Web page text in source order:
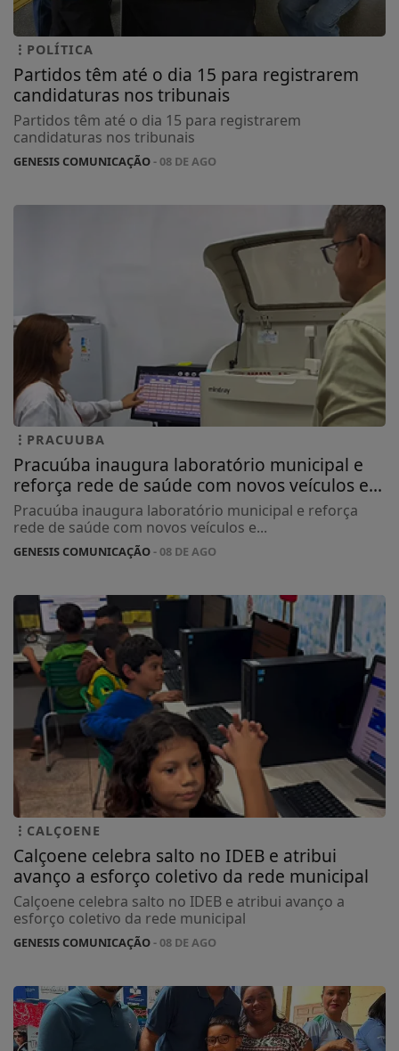
POLÍTICA
Partidos têm até o dia 15 para registrarem
candidaturas nos tribunais
Partidos têm até o dia 15 para registrarem
candidaturas nos tribunais
GENESIS COMUNICAÇÃO- 08 DE AGO
PRACUUBA
Pracuúba inaugura laboratório municipal e
reforça rede de saúde com novos veículos e...
Pracuúba inaugura laboratório municipal e reforça
rede de saúde com novos veículos e...
GENESIS COMUNICAÇÃO- 08 DE AGO
CALÇOENE
Calçoene celebra salto no IDEB e atribui
avanço a esforço coletivo da rede municipal
Calçoene celebra salto no IDEB e atribui avanço a
esforço coletivo da rede municipal
GENESIS COMUNICAÇÃO- 08 DE AGO